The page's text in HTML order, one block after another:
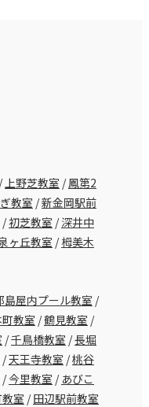
/ 上野芝教室 /鳳第2
教室 /新金岡駅前
/初芝教室 /深井中
ヶ丘教室 /栂美木
島屋内プール教室 /
教室 /鶴見教室 /
/千鳥橋教室 /長堀
/天王寺教室 /桃谷
/今里教室 / あびこ
室 /田辺駅前教室